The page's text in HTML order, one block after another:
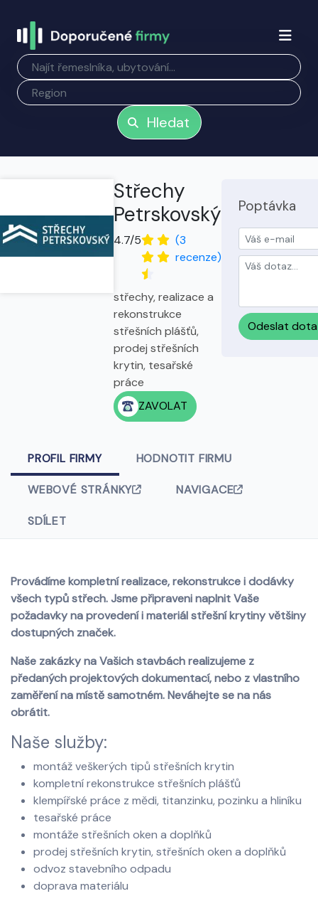
Hledat
Střechy
Petrskovský
4.7/5
(3
recenze)
střechy, realizace a
rekonstrukce
střešních plášťů,
prodej střešních
krytin, tesařské
práce
ZAVOLAT
Poptávka
Odeslat
PROFIL FIRMY HODNOTIT FIRMU
WEBOVÉ STRÁNKY NAVIGACE
SDÍLET
Provádíme kompletní realizace, rekonstrukce i dodávky
všech typů střech. Jsme připraveni naplnit Vaše
požadavky na provedení i materiál střešní krytiny většiny
dostupných značek.
Naše zakázky na Vašich stavbách realizujeme z
předaných projektových dokumentací, nebo z vlastního
zaměření na místě samotném. Neváhejte se na nás
obrátit.
Naše služby:
montáž veškerých tipů střešních krytin
kompletní rekonstrukce střešních plášťů
klempířské práce z mědi, titanzinku, pozinku a hliníku
tesařské práce
montáže střešních oken a doplňků
prodej střešních krytin, střešních oken a doplňků
odvoz stavebního odpadu
doprava materiálu